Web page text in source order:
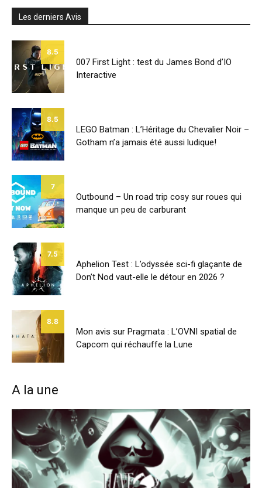
Les derniers Avis
8.5
007 First Light : test du James Bond d’IO
Interactive
8.5
LEGO Batman : L’Héritage du Chevalier Noir –
Gotham n’a jamais été aussi ludique!
7
Outbound – Un road trip cosy sur roues qui
manque un peu de carburant
7.5
Aphelion Test : L’odyssée sci-fi glaçante de
Don’t Nod vaut-elle le détour en 2026 ?
8.8
Mon avis sur Pragmata : L’OVNI spatial de
Capcom qui réchauffe la Lune
A la une